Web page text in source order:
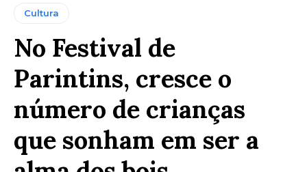
Cultura
No Festival de
Parintins, cresce o
número de crianças
que sonham em ser a